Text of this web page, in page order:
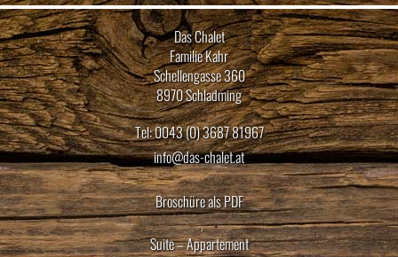
Das Chalet
Familie Kahr
Schellengasse 360
8970 Schladming
Tel: 0043 (0) 3687 81967
info@das-chalet.at
Broschüre als PDF
Suite – Appartement